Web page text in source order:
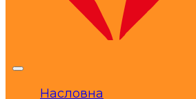
Насловна